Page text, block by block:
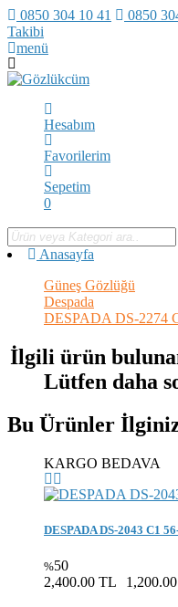
0850 304 10 41 0850
Takibi
menü
Hesabım
Favorilerim
Sepetim
0
Anasayfa
Güneş Gözlüğü
Despada
DESPADA DS-2274
İlgili ürün
Lütfen daha
Bu Ürünler
KARGO BEDAVA
DESPADA DS-2043 C1
%50
2,400.00 TL